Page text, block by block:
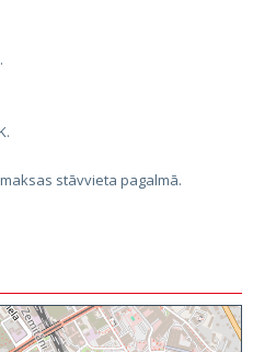
stāvvieta pagalmā.